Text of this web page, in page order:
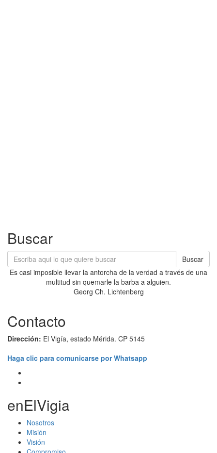
Buscar
Buscar
Es casi imposible llevar la antorcha de la verdad a través de una
multitud sin quemarle la barba a alguien.
Georg Ch. Lichtenberg
Contacto
Dirección: El Vigía, estado Mérida. CP 5145
Haga clic para comunicarse por Whatsapp
enElVigia
Nosotros
Misión
Visión